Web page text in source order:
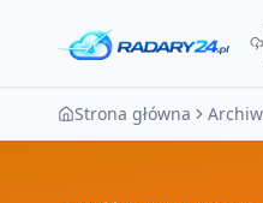
Strona główna